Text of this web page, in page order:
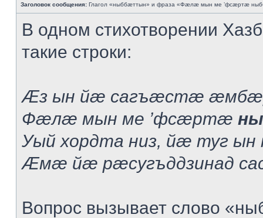
Заголовок сообщения: Глагол «ныббæттын» и фраза «Фæлæ мын ме ’фсæртæ
В одном стихотворении
такие строки:
Æз ын йæ сагъæстæ
Фæлæ мын ме ’фсæртæ
Уый хордта низ, йæ туг ын
Æмæ йæ рæсугъддзинад
Вопрос вызывает слово